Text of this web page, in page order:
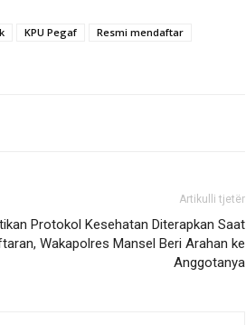
KPU Pegaf
Resmi mendaftar
Artikulli tjetër
Protokol Kesehatan Diterapkan Saat
Wakapolres Mansel Beri Arahan ke
Anggotanya